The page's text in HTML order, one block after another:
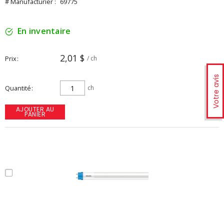
Votre avis
En inventaire
Prix 2,01 $ / ch
Quantité ch
AJOUTER AU
PANIER